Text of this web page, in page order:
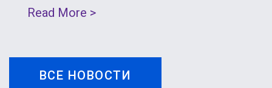
Read More >
ВСЕ НОВОСТИ